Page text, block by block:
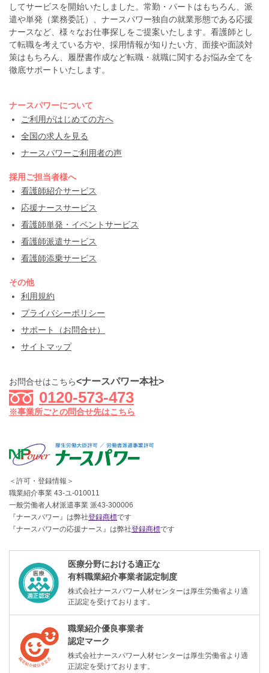
してサービスを開始いたしました。常勤・パートはもちろん、派
遣や単発（業務委託）、ナースパワー独自の就業形態である応援
ナースなど、様々なお仕事探しをご提案いたします。看護師とし
て転職を考えている方や、採用情報が知りたい方、面接や面談対
策はもちろん、履歴書作成など転職・就職に関するお悩み全てを
徹底サポートいたします。
ナースパワーについて
ご利用がはじめての方へ
全国の求人を見る
ナースパワーご利用者の声
採用ご担当者様へ
看護師紹介サービス
応援ナースサービス
看護師単発・イベントサービス
看護師派遣サービス
看護師添乗サービス
その他
利用規約
プライバシーポリシー
サポート（お問合せ）
サイトマップ
お問合せはこちら<ナースパワー本社>
0120-573-473
※事業所ごとの問合せ先はこちら
＜許可・登録情報＞
職業紹介事業 43-ユ-010011
一般労働者人材派遣事業 派43-300006
『ナースパワー』は弊社登録商標です
『ナースパワーの応援ナース』は弊社登録商標です
医療分野における適正な
有料職業紹介事業者認定制度
株式会社ナースパワー人材センターは厚生労働省より適
正認定を受けております。
職業紹介優良事業者
認定マーク
株式会社ナースパワー人材センターは厚生労働省より適
正認定を受けております。